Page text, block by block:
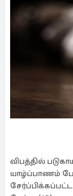
விபத்தில்
யாழ்ப்பாணம்